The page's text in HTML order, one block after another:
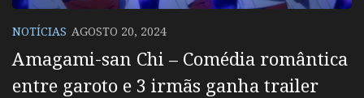
NOTÍCIAS AGOSTO 20, 2024
Amagami-san Chi – Comédia romântica
entre garoto e 3 irmãs ganha trailer